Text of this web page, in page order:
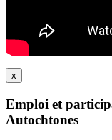
x
Emploi et
Autochtones